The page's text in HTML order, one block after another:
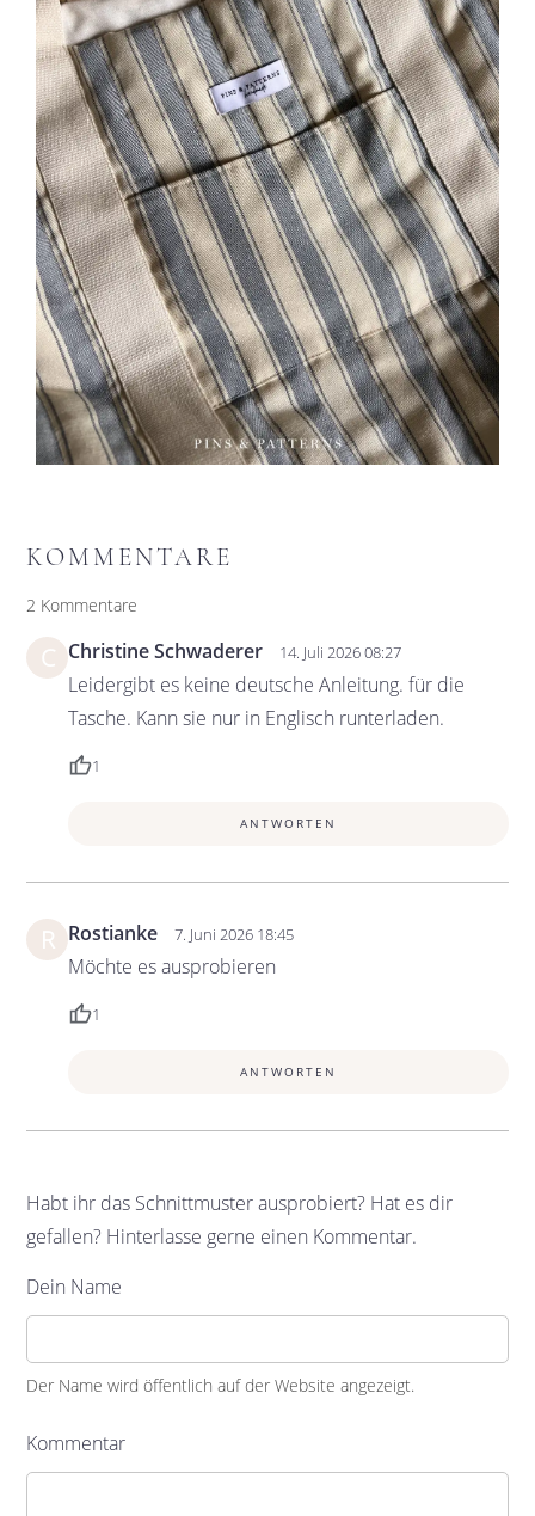
KOMMENTARE
2 Kommentare
C Christine Schwaderer 14. Juli 2026 08:27
Leidergibt es keine deutsche Anleitung. für die
Tasche. Kann sie nur in Englisch runterladen.
1
ANTWORTEN
R Rostianke 7. Juni 2026 18:45
Möchte es ausprobieren
1
ANTWORTEN
Habt ihr das Schnittmuster ausprobiert? Hat es dir
gefallen? Hinterlasse gerne einen Kommentar.
Dein Name
Der Name wird öffentlich auf der Website angezeigt.
Kommentar